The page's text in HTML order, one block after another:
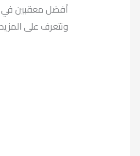
أفضل معقبين في
ونتعرف على